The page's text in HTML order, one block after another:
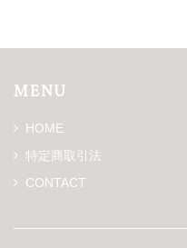
MENU
HOME
特定商取引法
CONTACT